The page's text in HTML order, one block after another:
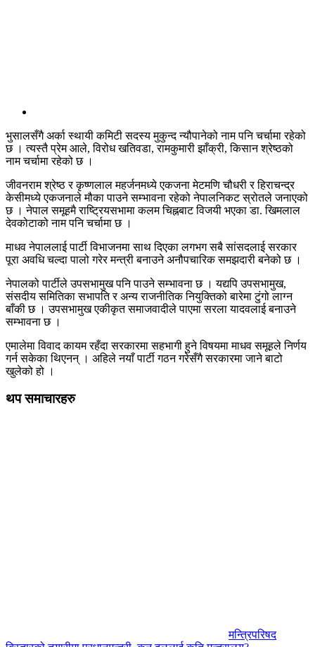
भुसालसँगै अर्का स्थायी कमिटी सदस्य मुकुन्द न्यौपानेको नाम पनि चर्चामा रहेको
छ । त्यस्तै प्रेम आले, विरोध खतिवडा, रामकुमारी झाँक्री, किसान श्रेष्ठको
नाम चर्चामा रहेको छ ।
जीवनराम श्रेष्ठ र कृष्णलाल महर्जनमध्ये एकजना मेटमणि चौधरी र हिराचन्द्र
केसीमध्ये एकजनाले मौका पाउने सम्भावना रहेको नेपालनिकट स्रोतले जनाएको
छ । नेपाल समूहमै राष्ट्रियसभामा कलम चिह्नबाट विजयी भएका डा. खिमलाल
देवकोटाको नाम पनि चर्चामा छ ।
माधव नेपाललाई पार्टी विभाजनमा साथ दिएका लगभग सबै सांसदलाई सरकार
पूरा अवधि चल्दा पालो गरेर मन्त्री बनाउने अनौपचारिक समझदारी बनेको छ ।
नेपालको पार्टीले उपसभामुख पनि पाउने सम्भावना छ । यद्यपि उपसभामुख,
संसदीय समितिका सभापति र अन्य राजनीतिक नियुक्तिको बारेमा टुंगो लाग्न
बाँकी छ । उपसभामुख एकीकृत समाजवादीले पाएमा सरला यादवलाई बनाउने
सम्भावना छ ।
एमालेमा विवाद कायम रहँदा सरकारमा सहभागी हुने विषयमा माधव समूहले निर्णय
गर्न सकेका थिएनन् । अहिले नयाँ पार्टी गठन गरेसँगै सरकारमा जाने बाटो
खुलेको हो ।
थप समाचारहरु
मन्त्रिपरिषद